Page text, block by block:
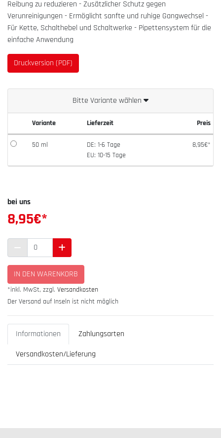
Reibung zu reduzieren - Zusätzlicher Schutz gegen
Verunreinigungen - Ermöglicht sanfte und ruhige Gangwechsel -
Für Kette, Schalthebel und Schaltwerke - Pipettensystem für die
einfache Anwendung
Druckversion (PDF)
Bitte Variante wählen
Variante Lieferzeit Preis
50 ml
DE: 1-6 Tage
EU: 10-15 Tage
8,95€*
bei uns
8,95€*
IN DEN WARENKORB
*inkl. MwSt, zzgl. Versandkosten
Der Versand auf Inseln ist nicht möglich
Informationen
Zahlungsarten
Versandkosten/Lieferung